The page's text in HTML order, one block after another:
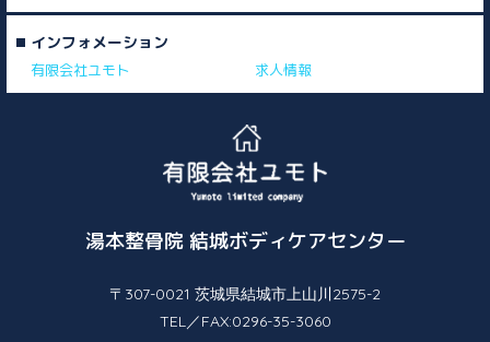
インフォメーション
有限会社ユモト 求人情報
湯本整骨院 結城ボディケアセンター
〒307-0021 茨城県結城市上⼭川2575-2
TEL／FAX:0296-35-3060